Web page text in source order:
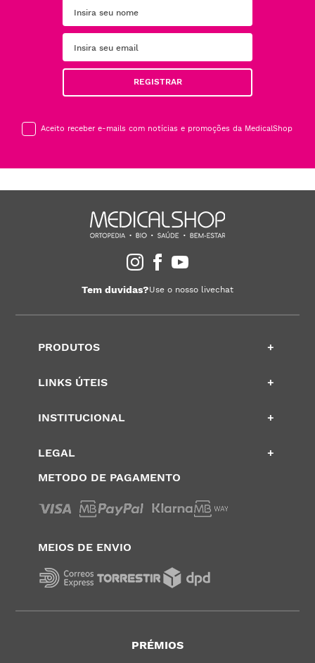
REGISTRAR
Aceito receber e-mails com notícias e promoções da MedicalShop
Tem duvidas?Use o nosso livechat
PRODUTOS +
LINKS ÚTEIS +
INSTITUCIONAL +
LEGAL
+
METODO DE PAGAMENTO
MEIOS DE ENVIO
PRÉMIOS